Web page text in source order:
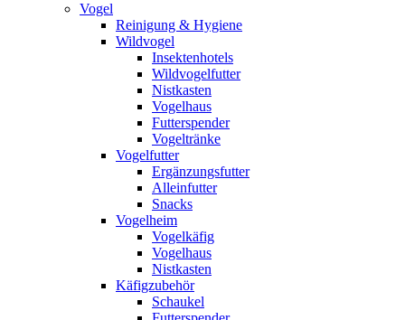
Vogel
Reinigung & Hygiene
Wildvogel
Insektenhotels
Wildvogelfutter
Nistkasten
Vogelhaus
Futterspender
Vogeltränke
Vogelfutter
Ergänzungsfutter
Alleinfutter
Snacks
Vogelheim
Vogelkäfig
Vogelhaus
Nistkasten
Käfigzubehör
Schaukel